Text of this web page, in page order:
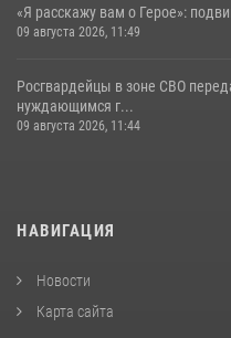
«Я расскажу вам о Герое»:
09 августа 2026, 11:49
Росгвардейцы в зоне СВО
нуждающимся г...
09 августа 2026, 11:44
НАВИГАЦИЯ
Новости
Карта сайта